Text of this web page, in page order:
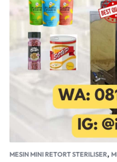
MESIN MINI RETORT STERILISER,